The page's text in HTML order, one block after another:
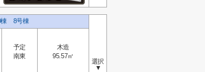
棟 8号棟
選択
▼
予定
南東
木造
95.57㎡